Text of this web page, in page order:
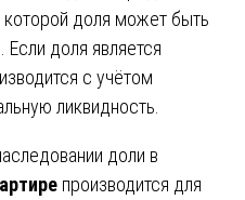
которой доля может быть
доля является
с учётом
ликвидность.
доли в
производится для